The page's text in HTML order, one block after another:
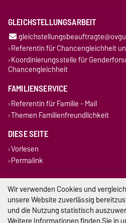
GLEICHSTELLUNGSARBEIT
Referentin für Chancengleichheit
Koordinierungsstelle für
Chancengleichheit
FAMILIENSERVICE
Referentin für Familie - Mail
Themen Familienfreundlichkeit
DIESE SEITE
Vorlesen
Permalink
Wir verwenden Cookies und
unsere Website zuverlässig
und die Nutzung statistisch